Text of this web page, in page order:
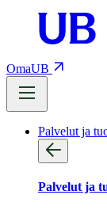
OmaUB
Palvelut ja
Palvelut ja